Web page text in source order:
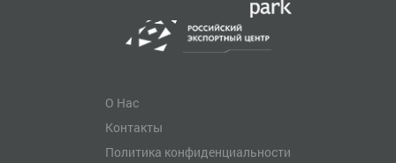
О Нас
Контакты
Политика конфиденциальности